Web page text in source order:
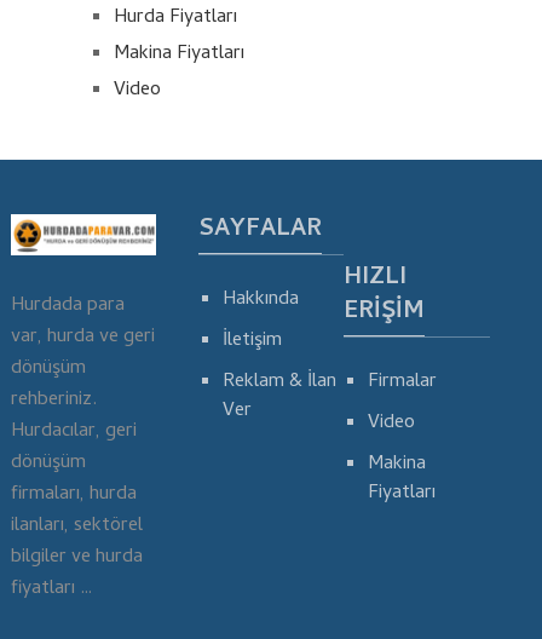
Hurda Fiyatları
Makina Fiyatları
Video
Hurdada para
var, hurda ve geri
dönüşüm
rehberiniz.
Hurdacılar, geri
dönüşüm
firmaları, hurda
ilanları, sektörel
bilgiler ve hurda
fiyatları …
SAYFALAR
Hakkında
İletişim
Reklam & İlan
Ver
HIZLI
ERIŞIM
Firmalar
Video
Makina
Fiyatları